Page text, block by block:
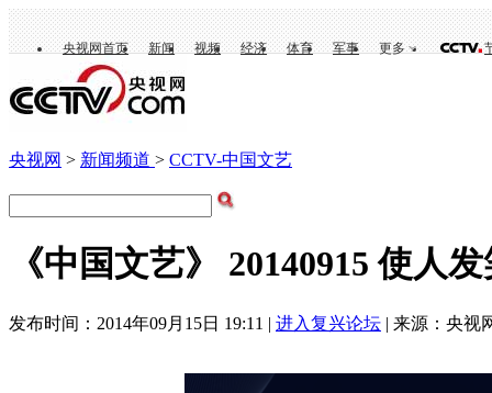
央视网首页 新闻 视频 经济 体育 军事 更多
央视网 > 新闻频道 > CCTV-中国文艺
《中国文艺》 20140915 使人
发布时间：2014年09月15日 19:11 | 进入复兴论坛 | 来源：央视